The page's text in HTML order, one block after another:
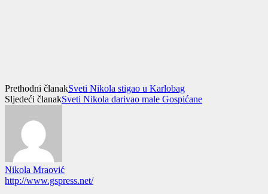
Prethodni članakSveti Nikola stigao u Karlobag
Sljedeći članakSveti Nikola darivao male Gospićane
Nikola Mraović
http://www.gspress.net/